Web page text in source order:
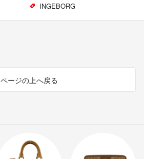
INGEBORG
ページの上へ戻る